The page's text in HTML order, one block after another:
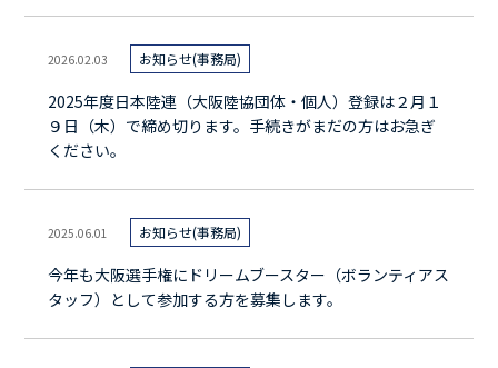
2026.02.03 お知らせ(事務局)
2025年度日本陸連（大阪陸協団体・個人）登録は２月１
９日（木）で締め切ります。手続きがまだの方はお急ぎ
ください。
2025.06.01 お知らせ(事務局)
今年も大阪選手権にドリームブースター（ボランティアス
タッフ）として参加する方を募集します。